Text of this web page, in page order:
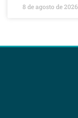
8 de agosto de 2026